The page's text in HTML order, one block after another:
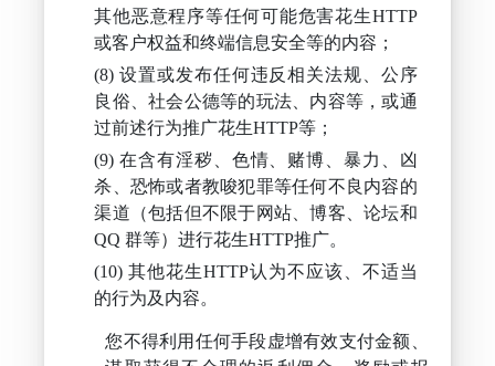
其他恶意程序等任何可能危害花生HTTP
或客户权益和终端信息安全等的内容；
设置或发布任何违反相关法规、公序
良俗、社会公德等的玩法、内容等，或通
过前述行为推广花生HTTP等；
在含有淫秽、色情、赌博、暴力、凶
杀、恐怖或者教唆犯罪等任何不良内容的
渠道（包括但不限于网站、博客、论坛和
QQ 群等）进行花生HTTP推广。
其他花生HTTP认为不应该、不适当
的行为及内容。
您不得利用任何手段虚增有效支付金额、